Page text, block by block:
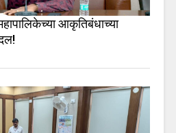
आकृतिबंधाच्या